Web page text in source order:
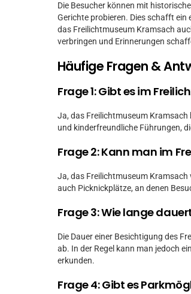
Die Besucher können mit
Gerichte probieren. Dies schafft
das Freilichtmuseum Kramsach
verbringen und Erinnerungen
Häufige Fragen &
Frage 1: Gibt es im
Ja, das Freilichtmuseum
und kinderfreundliche Führungen,
Frage 2: Kann man im
Ja, das Freilichtmuseum
auch Picknickplätze, an denen
Frage 3: Wie lange
Die Dauer einer Besichtigung des
ab. In der Regel kann man jedoch
erkunden.
Frage 4: Gibt es